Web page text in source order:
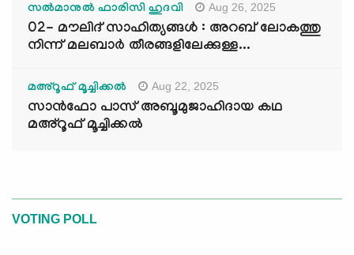
സൽമാനുൽ ഫാരിസി ഹുദവി Aug 26, 2025
02- മൗലിദ് സാഹിത്യങ്ങൾ : അറബ് ലോകത്തു
നിന്ന് മലബാർ തീരങ്ങളിലേക്കുള്ള...
മഅ്റൂഫ് മൂച്ചിക്കല്‍ Aug 22, 2025
സാൻഫോ പാസ് അബൂമുജാഹിദായ കഥ
മഅ്റൂഫ് മൂച്ചിക്കല്‍
VOTING POLL